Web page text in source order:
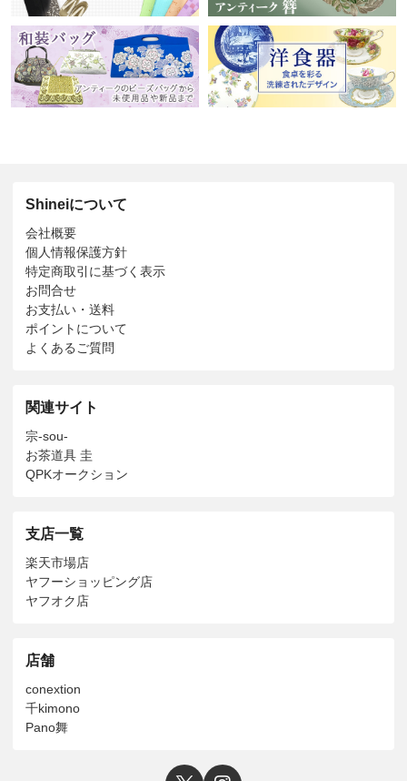
Shineiについて
会社概要
個人情報保護方針
特定商取引に基づく表示
お問合せ
お支払い・送料
ポイントについて
よくあるご質問
関連サイト
宗-sou-
お茶道具 圭
QPKオークション
支店一覧
楽天市場店
ヤフーショッピング店
ヤフオク店
店舗
conextion
千kimono
Pano舞